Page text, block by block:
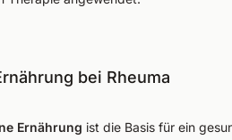
bei Rheuma
Ernährung ist die Basis für ein